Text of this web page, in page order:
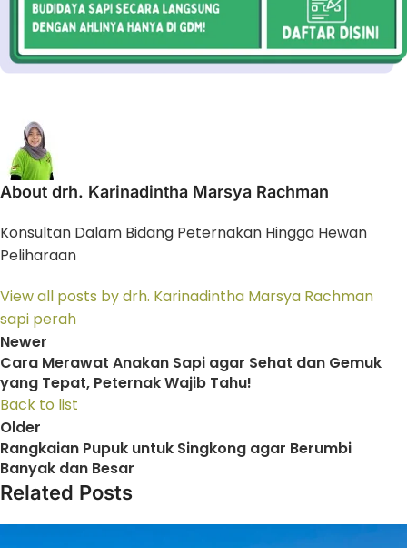
About drh. Karinadintha Marsya Rachman
Konsultan Dalam Bidang Peternakan Hingga Hewan
Peliharaan
View all posts by drh. Karinadintha Marsya Rachman
sapi perah
Newer
Cara Merawat Anakan Sapi agar Sehat dan Gemuk
yang Tepat, Peternak Wajib Tahu!
Back to list
Older
Rangkaian Pupuk untuk Singkong agar Berumbi
Banyak dan Besar
Related Posts